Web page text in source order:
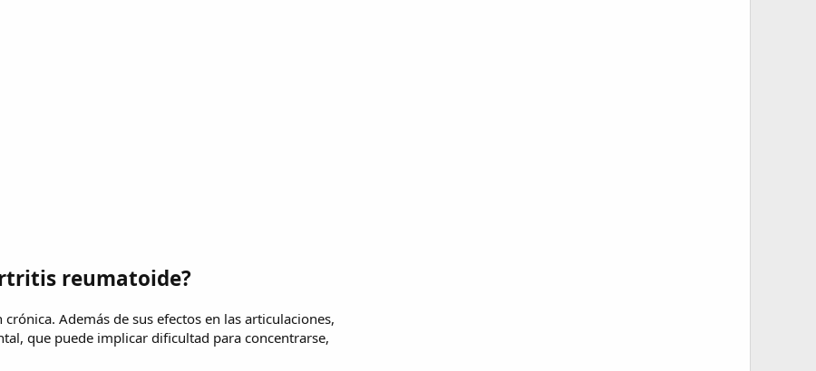
reumatoide?
Además de sus efectos en las articulaciones,
que puede implicar dificultad para concentrarse,